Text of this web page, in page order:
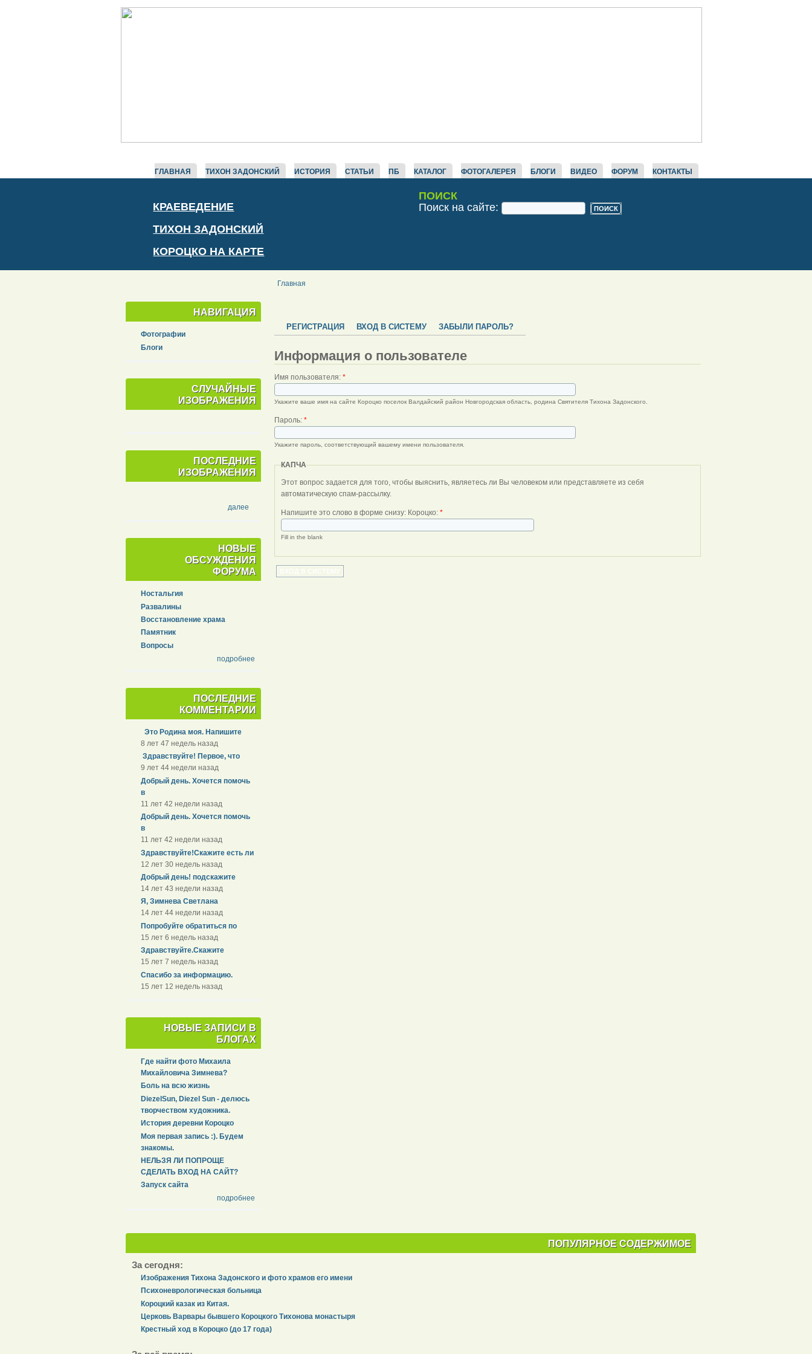
ГЛАВНАЯ ТИХОН ЗАДОНСКИЙ ИСТОРИЯ СТАТЬИ ПБ КАТАЛОГ ФОТОГАЛЕРЕЯ БЛОГИ ВИДЕО ФОРУМ КОНТАКТЫ
КРАЕВЕДЕНИЕ
ТИХОН ЗАДОНСКИЙ
КОРОЦКО НА КАРТЕ
ПОИСК
Поиск на сайте:
Главная
НАВИГАЦИЯ
Фотографии
Блоги
СЛУЧАЙНЫЕ
ИЗОБРАЖЕНИЯ
ПОСЛЕДНИЕ
ИЗОБРАЖЕНИЯ
далее
НОВЫЕ
ОБСУЖДЕНИЯ
ФОРУМА
Ностальгия
Развалины
Восстановление храма
Памятник
Вопросы
подробнее
ПОСЛЕДНИЕ
КОММЕНТАРИИ
Это Родина моя. Напишите
8 лет 47 недель назад
Здравствуйте! Первое, что
9 лет 44 недели назад
Добрый день. Хочется помочь
в
11 лет 42 недели назад
Добрый день. Хочется помочь
в
11 лет 42 недели назад
Здравствуйте!Скажите есть ли
12 лет 30 недель назад
Добрый день! подскажите
14 лет 43 недели назад
Я, Зимнева Светлана
14 лет 44 недели назад
Попробуйте обратиться по
15 лет 6 недель назад
Здравствуйте.Скажите
15 лет 7 недель назад
Спасибо за информацию.
15 лет 12 недель назад
НОВЫЕ ЗАПИСИ В
БЛОГАХ
Где найти фото Михаила
Михайловича Зимнева?
Боль на всю жизнь
DiezelSun, Diezel Sun - делюсь
творчеством художника.
История деревни Короцко
Моя первая запись :). Будем
знакомы.
НЕЛЬЗЯ ЛИ ПОПРОЩЕ
СДЕЛАТЬ ВХОД НА САЙТ?
Запуск сайта
подробнее
РЕГИСТРАЦИЯ ВХОД В СИСТЕМУ ЗАБЫЛИ ПАРОЛЬ?
Информация о пользователе
Имя пользователя: *
Укажите ваше имя на сайте Короцко поселок Валдайский район Новгородская область, родина Cвятителя Тихона Задонского.
Пароль: *
Укажите пароль, соответствующий вашему имени пользователя.
КАПЧА
Этот вопрос задается для того, чтобы выяснить, являетесь ли Вы человеком или представляете из себя
автоматическую спам-рассылку.
Напишите это слово в форме снизу: Короцко: *
Fill in the blank
ПОПУЛЯРНОЕ СОДЕРЖИМОЕ
За сегодня:
Изображения Тихона Задонского и фото храмов его имени
Психоневрологическая больница
Короцкий казак из Китая.
Церковь Варвары бывшего Короцкого Тихонова монастыря
Крестный ход в Короцко (до 17 года)